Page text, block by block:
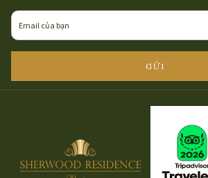
NEW
TAB
GỬI